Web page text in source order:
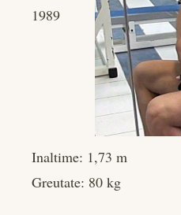
1989
Inaltime: 1,73 m
Greutate: 80 kg